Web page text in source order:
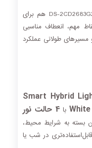
این اعداد نشان می‌دهند که DS-2CD2683G2-LIZS2U هم برای
مهم، انعطاف مناسبی
مسیرهای طولانی عملکرد
Smart Hybrid
با
4 حالت نور
بسته به شرایط محیط،
در شب یا